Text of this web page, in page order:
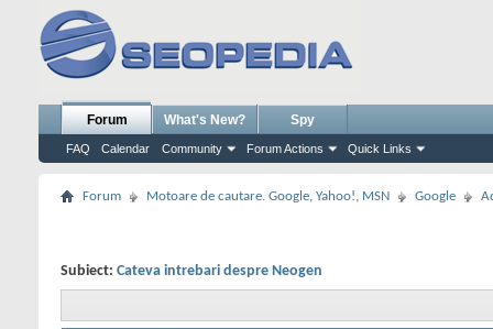
Forum
FAQ Calendar Community Forum Actions Quick Links
What's New? Spy
Forum Motoare de cautare. Google, Yahoo!, MSN Google
Subiect: Cateva intrebari despre Neogen